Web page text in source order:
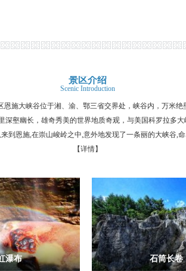
景区介绍
Scenic Introduction
施大峡谷位于湘、渝、鄂三省交界处，峡谷内，万米绝
深壑幽长，雄奇秀美的世界地质奇观，与美国科罗拉多大
到恩施,在崇山峻岭之中,意外地发现了一条丽的大峡谷,
【详情】
瀑布 石筒长卷